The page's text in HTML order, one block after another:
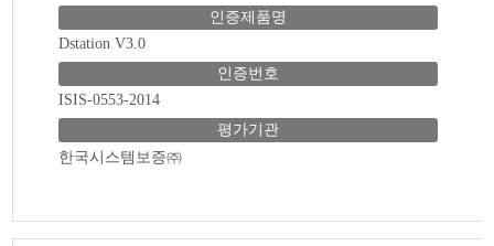
인증제품명
Dstation V3.0
인증번호
ISIS-0553-2014
평가기관
한국시스템보증㈜